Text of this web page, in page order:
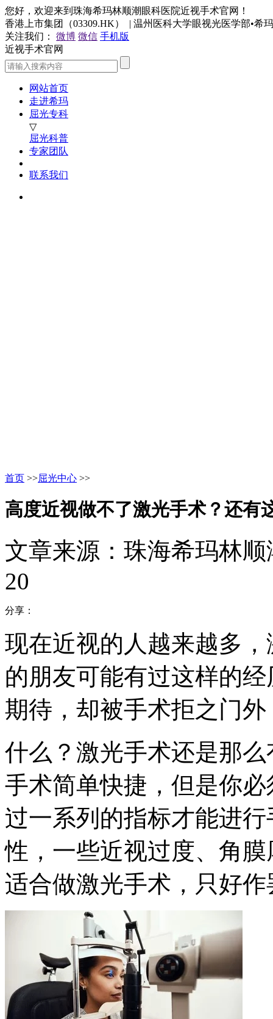
您好，欢迎来到珠海希玛林顺潮眼科医院近视手术官网！
香港上市集团（03309.HK） | 温州医科大学眼视光医学部•希
关注我们：
微博 微信 手机版
近视手术官网
网站首页
走进希玛
屈光专科
▽
屈光科普
专家团队
联系我们
首页 >>屈光中心 >>
高度近视做不了激光手术？还有
文章来源：珠海希玛林
20
分享：
现在近视的人越来越多
的朋友可能有过这样的
期待，却被手术拒之门
什么？激光手术还是那
手术简单快捷，但是你
过一系列的指标才能进
性，一些近视过度、角
适合做激光手术，只好作